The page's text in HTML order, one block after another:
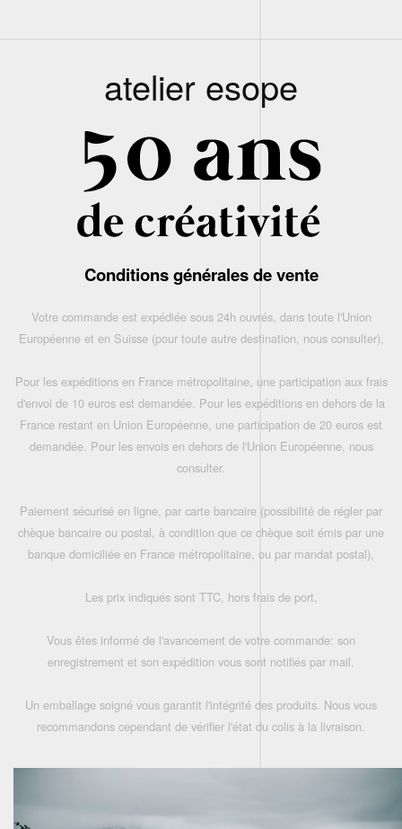
atelier esope
Conditions générales de vente
Votre commande est expédiée sous 24h ouvrés, dans toute l'Union
Européenne et en Suisse (pour toute autre destination, nous consulter),
Pour les expéditions en France métropolitaine, une participation aux frais
d'envoi de 10 euros est demandée. Pour les expéditions en dehors de la
France restant en Union Européenne, une participation de 20 euros est
demandée. Pour les envois en dehors de l'Union Européenne, nous
consulter.
Paiement sécurisé en ligne, par carte bancaire (possibilité de régler par
chèque bancaire ou postal, à condition que ce chèque soit émis par une
banque domiciliée en France métropolitaine, ou par mandat postal),
Les prix indiqués sont TTC, hors frais de port,
Vous êtes informé de l'avancement de votre commande: son
enregistrement et son expédition vous sont notifiés par mail.
Un emballage soigné vous garantit l'intégrité des produits. Nous vous
recommandons cependant de vérifier l'état du colis à la livraison.